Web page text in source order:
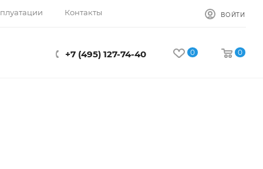
Контакты ВОЙТИ
+7 (495) 127-74-40 0 0